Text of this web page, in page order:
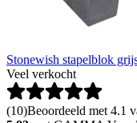
Stonewish stapelblok
Veel verkocht
(10)Beoordeeld met 4.1